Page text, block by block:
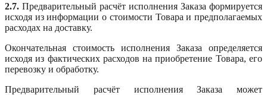
2.7. Предварительный расчёт исполнения Заказа формируется
исходя из информации о стоимости Товара и предполагаемых
расходах на доставку.
Окончательная стоимость исполнения Заказа определяется
исходя из фактических расходов на приобретение Товара, его
перевозку и обработку.
Предварительный расчёт исполнения Заказа может